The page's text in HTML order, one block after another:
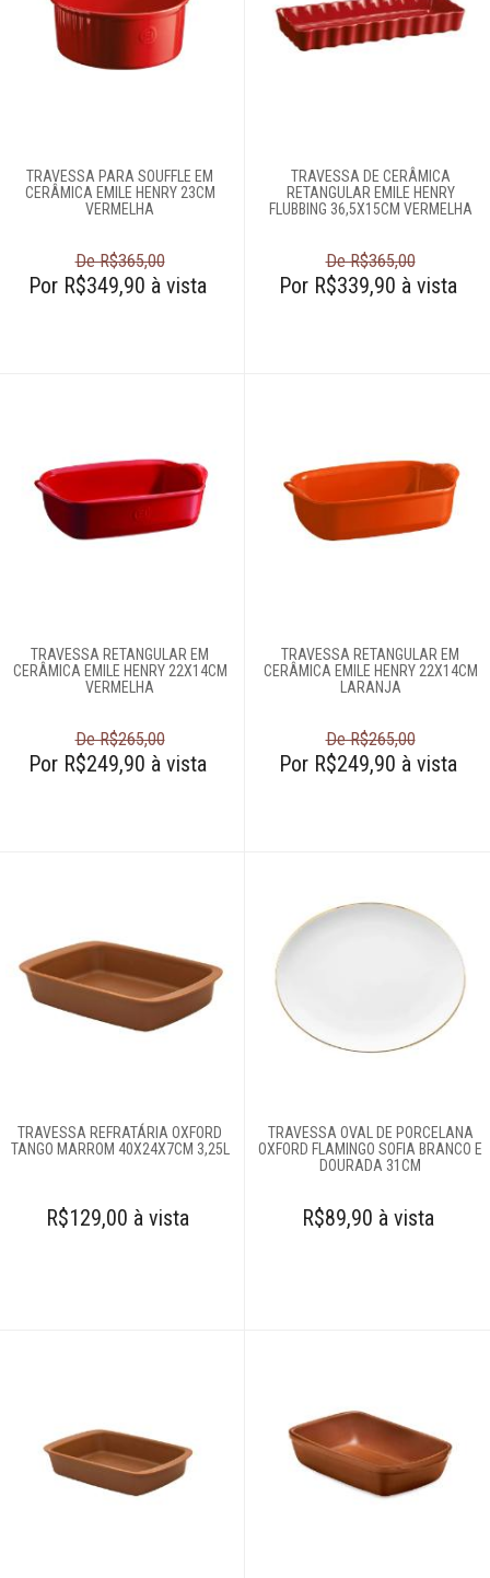
61
996581061
TRAVESSA PARA SOUFFLE EM
CERÂMICA EMILE HENRY 23CM
VERMELHA
De R$365,00
Por R$349,90 à vista
TRAVESSA DE CERÂMICA
RETANGULAR EMILE HENRY
FLUBBING 36,5X15CM VERMELHA
De R$365,00
Por R$339,90 à vista
TRAVESSA RETANGULAR EM
CERÂMICA EMILE HENRY 22X14CM
VERMELHA
De R$265,00
Por R$249,90 à vista
TRAVESSA RETANGULAR EM
CERÂMICA EMILE HENRY 22X14CM
LARANJA
De R$265,00
Por R$249,90 à vista
TRAVESSA REFRATÁRIA OXFORD
TANGO MARROM 40X24X7CM 3,25L
R$129,00 à vista
TRAVESSA OVAL DE PORCELANA
OXFORD FLAMINGO SOFIA BRANCO E
DOURADA 31CM
R$89,90 à vista